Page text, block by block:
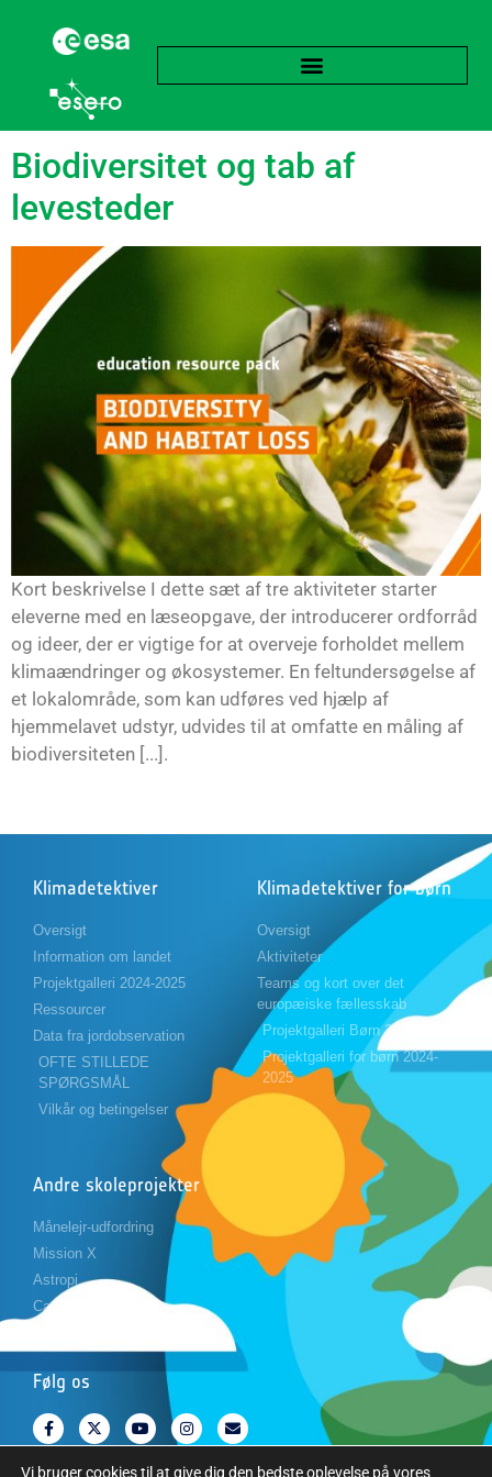
Tag:Økosystem
Biodiversitet og tab af
levesteder
Kort beskrivelse I dette sæt af tre aktiviteter starter
eleverne med en læseopgave, der introducerer ordforråd
og ideer, der er vigtige for at overveje forholdet mellem
klimaændringer og økosystemer. En feltundersøgelse af
et lokalområde, som kan udføres ved hjælp af
hjemmelavet udstyr, udvides til at omfatte en måling af
biodiversiteten [...].
Klimadetektiver
Oversigt
Information om landet
Projektgalleri 2024-2025
Ressourcer
Data fra jordobservation
OFTE STILLEDE
SPØRGSMÅL
Vilkår og betingelser
Klimadetektiver for børn
Oversigt
Aktiviteter
Teams og kort over det
europæiske fællesskab
Projektgalleri Børn 2023-2024
Projektgalleri for børn 2024-
2025
Andre skoleprojekter
Månelejr-udfordring
Mission X
Astropi
Cansat
Følg os
Vi bruger cookies til at give dig den bedste oplevelse på vores